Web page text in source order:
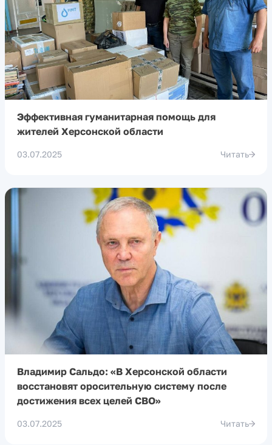
Эффективная гуманитарная помощь для
жителей Херсонской области
03.07.2025 Читать
Владимир Сальдо: «В Херсонской области
восстановят оросительную систему после
достижения всех целей СВО»
03.07.2025 Читать